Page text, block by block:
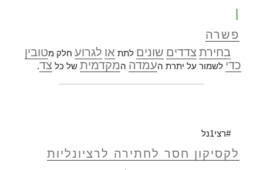
פשרה
בחירת צדדים שונים לתת או לגרוע חלק מטובין
כדי לשמור על יתרת העמדה המקדמית של כל צד.
#רצי1נל
לקסיקון חסר לחתירה לרציונליות